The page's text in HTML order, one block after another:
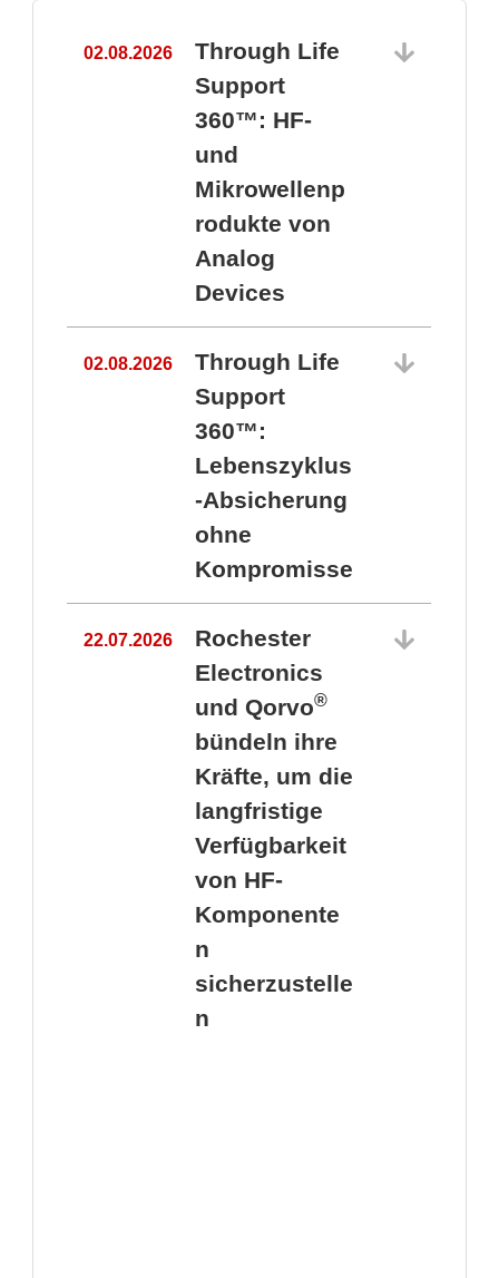
02.08.2026
Through Life
Support
360™: HF-
und
Mikrowellenp
rodukte von
Analog
Devices
02.08.2026
Through Life
Support
360™:
Lebenszyklus
-Absicherung
ohne
Kompromisse
22.07.2026
Rochester
Electronics
und Qorvo®
bündeln ihre
Kräfte, um die
langfristige
Verfügbarkeit
von HF-
Komponente
n
sicherzustelle
n